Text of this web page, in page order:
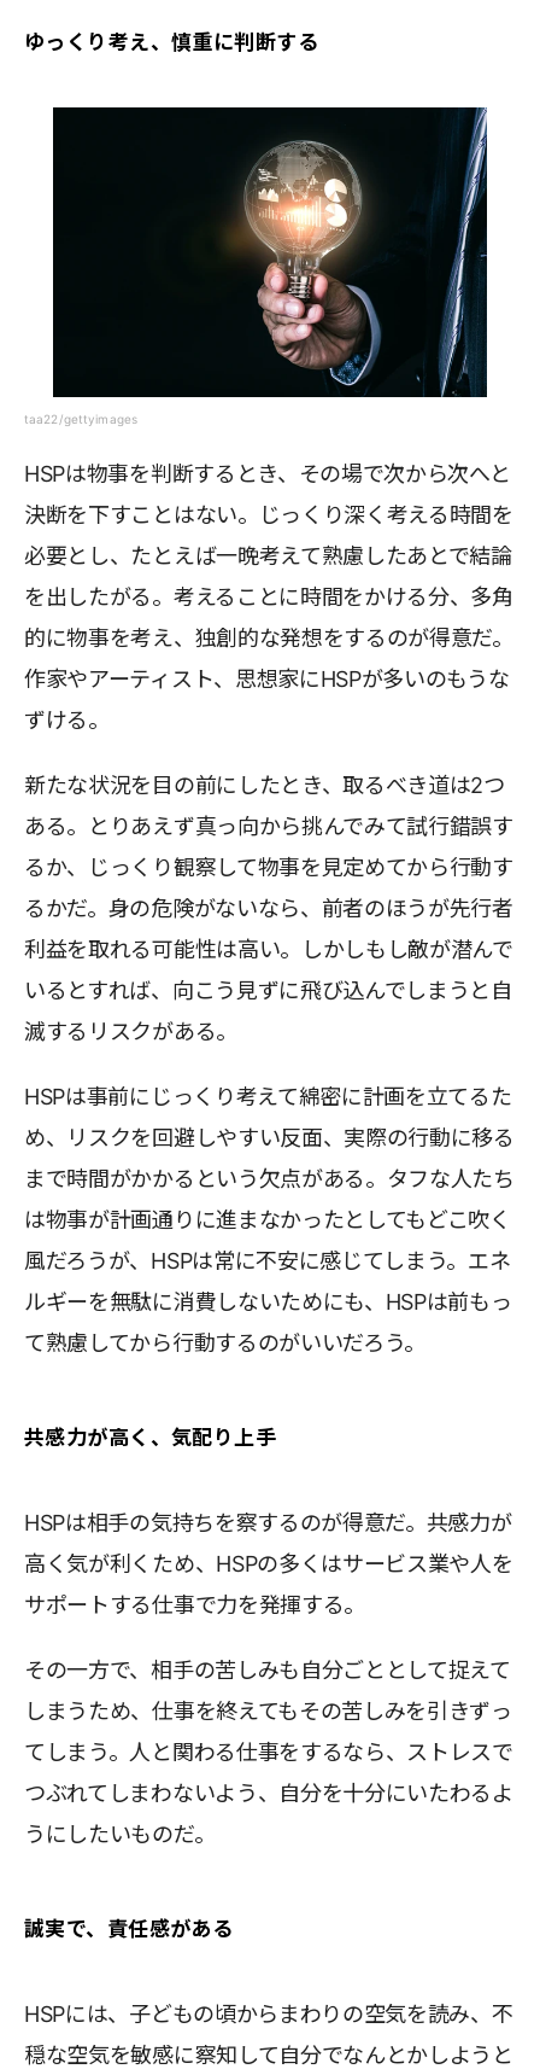
ゆっくり考え、慎重に判断する
taa22/gettyimages
HSPは物事を判断するとき、その場で次から次へと
決断を下すことはない。じっくり深く考える時間を
必要とし、たとえば一晩考えて熟慮したあとで結論
を出したがる。考えることに時間をかける分、多角
的に物事を考え、独創的な発想をするのが得意だ。
作家やアーティスト、思想家にHSPが多いのもうな
ずける。
新たな状況を目の前にしたとき、取るべき道は2つ
ある。とりあえず真っ向から挑んでみて試行錯誤す
るか、じっくり観察して物事を見定めてから行動す
るかだ。身の危険がないなら、前者のほうが先行者
利益を取れる可能性は高い。しかしもし敵が潜んで
いるとすれば、向こう見ずに飛び込んでしまうと自
滅するリスクがある。
HSPは事前にじっくり考えて綿密に計画を立てるた
め、リスクを回避しやすい反面、実際の行動に移る
まで時間がかかるという欠点がある。タフな人たち
は物事が計画通りに進まなかったとしてもどこ吹く
風だろうが、HSPは常に不安に感じてしまう。エネ
ルギーを無駄に消費しないためにも、HSPは前もっ
て熟慮してから行動するのがいいだろう。
共感力が高く、気配り上手
HSPは相手の気持ちを察するのが得意だ。共感力が
高く気が利くため、HSPの多くはサービス業や人を
サポートする仕事で力を発揮する。
その一方で、相手の苦しみも自分ごととして捉えて
しまうため、仕事を終えてもその苦しみを引きずっ
てしまう。人と関わる仕事をするなら、ストレスで
つぶれてしまわないよう、自分を十分にいたわるよ
うにしたいものだ。
誠実で、責任感がある
HSPには、子どもの頃からまわりの空気を読み、不
穏な空気を敏感に察知して自分でなんとかしようと